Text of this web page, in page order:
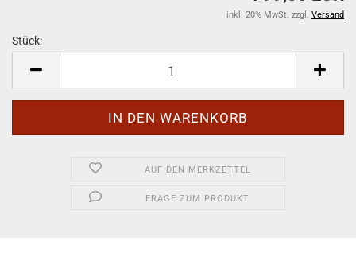
inkl. 20% MwSt. zzgl. Versand
Stück:
AUF DEN MERKZETTEL
FRAGE ZUM PRODUKT